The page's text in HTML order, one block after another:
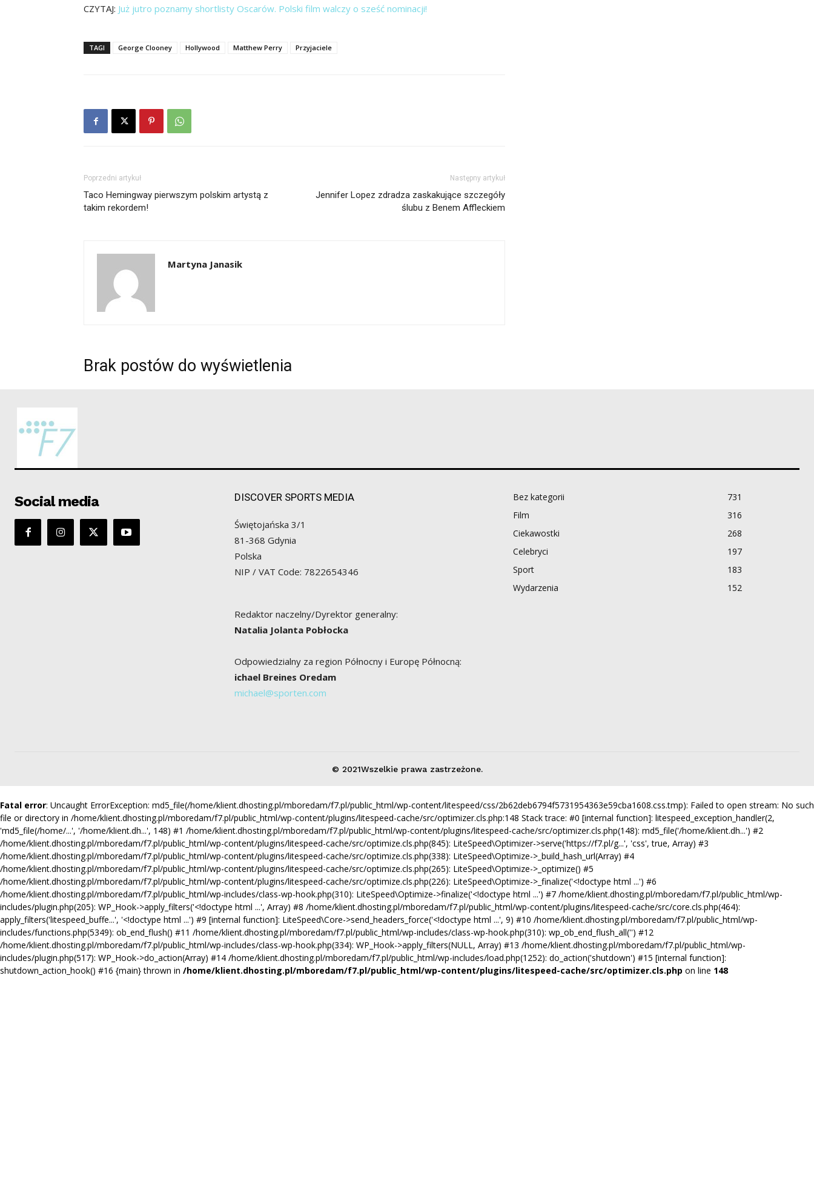
CZYTAJ: Już jutro poznamy shortlisty Oscarów. Polski film walczy o sześć nominacji!
TAGI George Clooney Hollywood Matthew Perry Przyjaciele
Poprzedni artykuł
Taco Hemingway pierwszym polskim artystą z
takim rekordem!
Następny artykuł
Jennifer Lopez zdradza zaskakujące szczegóły
ślubu z Benem Affleckiem
Martyna Janasik
Brak postów do wyświetlenia
Social media DISCOVER SPORTS MEDIA
Świętojańska 3/1
81-368 Gdynia
Polska
NIP / VAT Code: 7822654346
Redaktor naczelny/Dyrektor generalny:
Natalia Jolanta Pobłocka
Odpowiedzialny za region Północny i Europę Północną:
ichael Breines Oredam
michael@sporten.com
Bez kategorii
731
Film
316
Ciekawostki
268
Celebryci
197
Sport
183
Wydarzenia
152
© 2021Wszelkie prawa zastrzeżone.
Fatal error: Uncaught ErrorException: md5_file(/home/klient.dhosting.pl/mboredam/f7.pl/public_html/wp-content/litespeed/css/2b62deb6794f5731954363e59cba1608.css.tmp): Failed to open stream: No such
file or directory in /home/klient.dhosting.pl/mboredam/f7.pl/public_html/wp-content/plugins/litespeed-cache/src/optimizer.cls.php:148 Stack trace: #0 [internal function]: litespeed_exception_handler(2,
'md5_file(/home/...', '/home/klient.dh...', 148) #1 /home/klient.dhosting.pl/mboredam/f7.pl/public_html/wp-content/plugins/litespeed-cache/src/optimizer.cls.php(148): md5_file('/home/klient.dh...') #2
/home/klient.dhosting.pl/mboredam/f7.pl/public_html/wp-content/plugins/litespeed-cache/src/optimize.cls.php(845): LiteSpeed\Optimizer->serve('https://f7.pl/g...', 'css', true, Array) #3
/home/klient.dhosting.pl/mboredam/f7.pl/public_html/wp-content/plugins/litespeed-cache/src/optimize.cls.php(338): LiteSpeed\Optimize->_build_hash_url(Array) #4
/home/klient.dhosting.pl/mboredam/f7.pl/public_html/wp-content/plugins/litespeed-cache/src/optimize.cls.php(265): LiteSpeed\Optimize->_optimize() #5
/home/klient.dhosting.pl/mboredam/f7.pl/public_html/wp-content/plugins/litespeed-cache/src/optimize.cls.php(226): LiteSpeed\Optimize->_finalize('<!doctype html ...') #6
/home/klient.dhosting.pl/mboredam/f7.pl/public_html/wp-includes/class-wp-hook.php(310): LiteSpeed\Optimize->finalize('<!doctype html ...') #7 /home/klient.dhosting.pl/mboredam/f7.pl/public_html/wp-
includes/plugin.php(205): WP_Hook->apply_filters('<!doctype html ...', Array) #8 /home/klient.dhosting.pl/mboredam/f7.pl/public_html/wp-content/plugins/litespeed-cache/src/core.cls.php(464):
apply_filters('litespeed_buffe...', '<!doctype html ...') #9 [internal function]: LiteSpeed\Core->send_headers_force('<!doctype html ...', 9) #10 /home/klient.dhosting.pl/mboredam/f7.pl/public_html/wp-
includes/functions.php(5349): ob_end_flush() #11 /home/klient.dhosting.pl/mboredam/f7.pl/public_html/wp-includes/class-wp-hook.php(310): wp_ob_end_flush_all('') #12
/home/klient.dhosting.pl/mboredam/f7.pl/public_html/wp-includes/class-wp-hook.php(334): WP_Hook->apply_filters(NULL, Array) #13 /home/klient.dhosting.pl/mboredam/f7.pl/public_html/wp-
includes/plugin.php(517): WP_Hook->do_action(Array) #14 /home/klient.dhosting.pl/mboredam/f7.pl/public_html/wp-includes/load.php(1252): do_action('shutdown') #15 [internal function]:
shutdown_action_hook() #16 {main} thrown in /home/klient.dhosting.pl/mboredam/f7.pl/public_html/wp-content/plugins/litespeed-cache/src/optimizer.cls.php on line 148